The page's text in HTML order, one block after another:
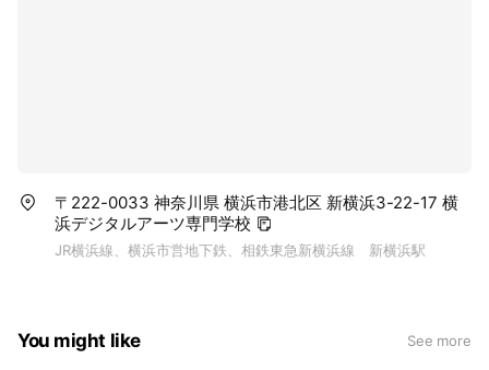
〒222-0033 神奈川県 横浜市港北区 新横浜3-22-17 横
浜デジタルアーツ専門学校
JR横浜線、横浜市営地下鉄、相鉄東急新横浜線 新横浜駅
You might like See more